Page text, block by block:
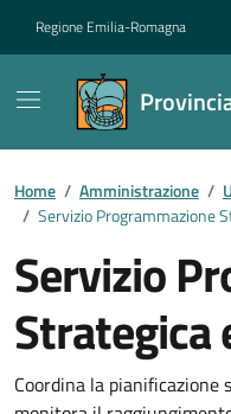
Regione Emilia-Romagna
Contenuti in
Home / Amministrazione /
/ Servizio Programmazione
Servizio
Strategica
Coordina la pianificazione